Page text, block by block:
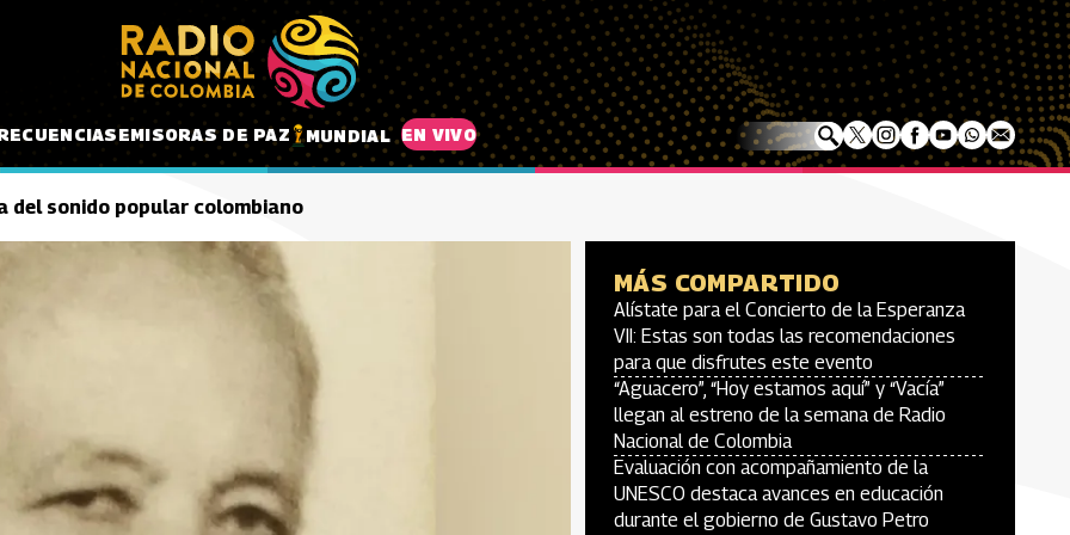
EMISORAS DE PAZ MUNDIAL EN VIVO
del sonido popular colombiano
MÁS COMPARTIDO
Alístate para el Concierto de la Esperanza
VII: Estas son todas las recomendaciones
para que disfrutes este evento
“Aguacero”, “Hoy estamos aquí” y “Vacía”
llegan al estreno de la semana de Radio
Nacional de Colombia
Evaluación con acompañamiento de la
UNESCO destaca avances en educación
durante el gobierno de Gustavo Petro